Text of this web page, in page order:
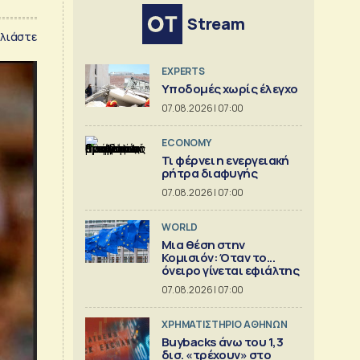
Stream
EXPERTS
Υποδομές χωρίς έλεγχο
07.08.2026 | 07:00
ECONOMY
Τι φέρνει η ενεργειακή
ρήτρα διαφυγής
07.08.2026 | 07:00
WORLD
Μια θέση στην
Κομισιόν: Όταν το...
όνειρο γίνεται εφιάλτης
07.08.2026 | 07:00
XΡΗΜΑΤΙΣΤΗΡΙΟ ΑΘΗΝΩΝ
Buybacks άνω του 1,3
δισ. «τρέχουν» στο